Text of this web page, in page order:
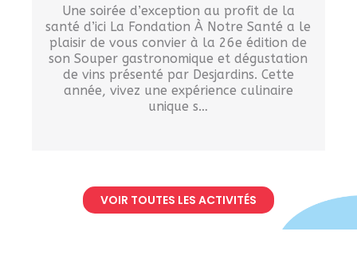
Une soirée d’exception au profit de la
santé d’ici La Fondation À Notre Santé a le
plaisir de vous convier à la 26e édition de
son Souper gastronomique et dégustation
de vins présenté par Desjardins. Cette
année, vivez une expérience culinaire
unique s…
VOIR TOUTES LES ACTIVITÉS